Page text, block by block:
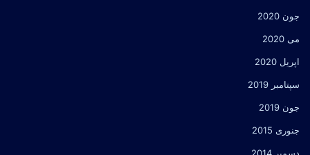
جون 2020
می 2020
اپریل 2020
سپتامبر 2019
جون 2019
جنوری 2015